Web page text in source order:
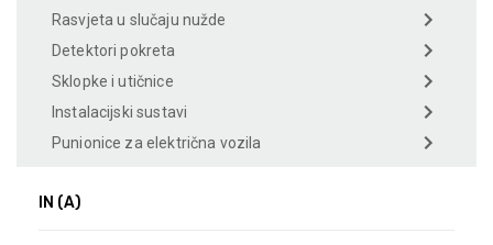
Rasvjeta u slučaju nužde
Detektori pokreta
Sklopke i utičnice
Instalacijski sustavi
Punionice za električna vozila
IN (A)